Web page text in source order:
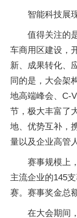
智能科技展
值得关注的
车商用区建设，
新、成果转化、
同的是，大会架
地高端峰会、C-
节，极大丰富了
地、优势互补，
量以及企业高管
赛事规模上
主流企业的145
赛。赛事奖金总
在大会期间